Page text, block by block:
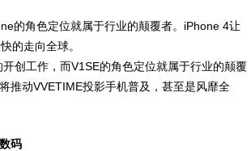
的角色定位就属于行业的颠覆者。iPhone 4让
的走向全球。
创工作，而V1SE的角色定位就属于行业的颠覆
推动VVETIME投影手机普及，甚至是风靡全
码